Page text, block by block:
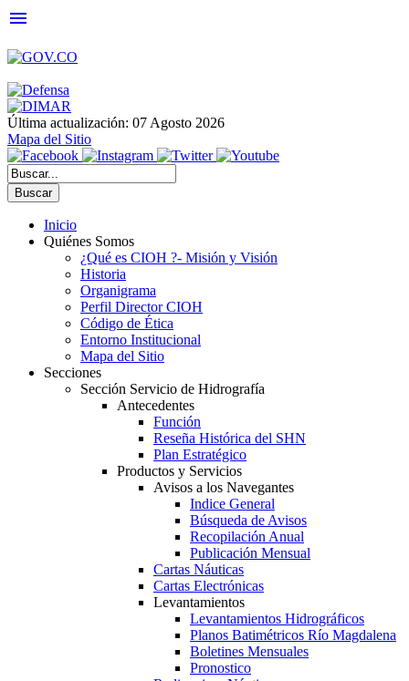
menu
Última actualización: 07 Agosto 2026
Mapa del Sitio
Buscar
Inicio
Quiénes Somos
¿Qué es CIOH ?- Misión y Visión
Historia
Organigrama
Perfil Director CIOH
Código de Ética
Entorno Institucional
Mapa del Sitio
Secciones
Sección Servicio de Hidrografía
Antecedentes
Función
Reseña Histórica del SHN
Plan Estratégico
Productos y Servicios
Avisos a los Navegantes
Indice General
Búsqueda de Avisos
Recopilación Anual
Publicación Mensual
Cartas Náuticas
Cartas Electrónicas
Levantamientos
Levantamientos Hidrográficos
Planos Batimétricos Río Magdalena
Boletines Mensuales
Pronostico